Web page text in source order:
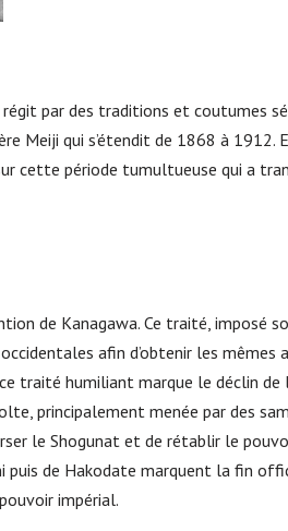
par des traditions et coutumes
Meiji qui s’étendit de 1868 à 1912.
cette période tumultueuse qui a
de Kanagawa. Ce traité, imposé
afin d’obtenir les mêmes
traité humiliant marque le déclin de
principalement menée par des
le Shogunat et de rétablir le
puis de Hakodate marquent la fin
impérial.